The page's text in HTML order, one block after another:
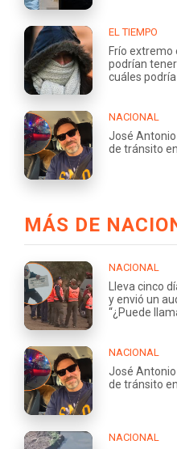
EL TIEMPO
Frío extremo
podrían
cuáles
NACIONAL
José
de tránsito
MÁS DE
NACIONAL
Lleva cinco
y envió un
“¿Puede
NACIONAL
José
de tránsito
NACIONAL